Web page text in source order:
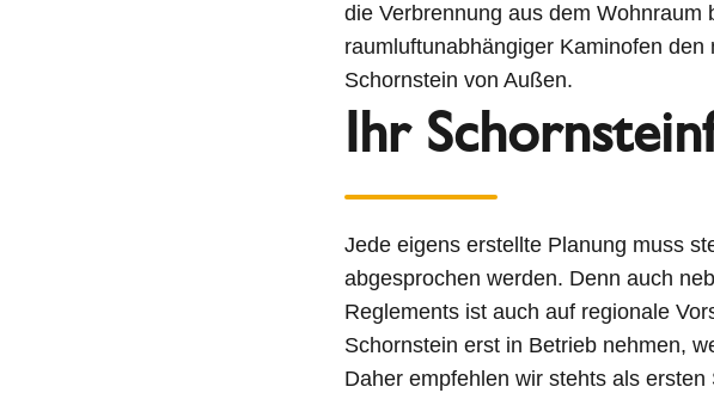
die Verbrennung aus dem Wohnraum
raumluftunabhängiger Kaminofen
Schornstein von Außen.
Ihr
Jede eigens erstellte Planung muss
abgesprochen werden. Denn auch
Reglements ist auch auf regionale
Schornstein erst in Betrieb nehmen,
Daher empfehlen wir stehts als